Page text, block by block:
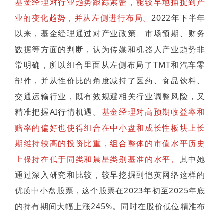
基金经理对行业趋势跟踪紧密，能较早地捕捉到产
业的变化趋势，并从左侧进行布局。2022年下半年
以来，基金经理通过对产业政策、市场预期、财务
数据等方面的判断，认为传媒和机器人产业趋势非
常明确，所以组合里面从左侧布局了TMT和汽车零
部件，并从性价比的角度减持了医药、食品饮料、
交通运输行业，既有效规避相关行业调整风险，又
精准把握AI行情机遇。 基金经理对高预期收益率和
赔率的偏好也使得组合在中小盘和成长性板块上长
期维持较高的投资比重，组合整体的市值水平历史
上保持在低于同类和晨星类别基准的水平。 其中她
通过深入研究和比较，较早挖掘到恺英网络这样的
优质中小盘股票，这个股票在2023年初至2025年底
的持有期间大幅上涨245%。同时在股价低位精准布